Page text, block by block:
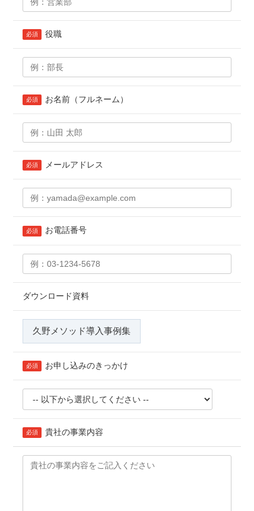
必須 役職
必須 お名前（フルネーム）
必須 メールアドレス
必須 お電話番号
ダウンロード資料
久野メソッド導入事例集
必須 お申し込みのきっかけ
必須 貴社の事業内容